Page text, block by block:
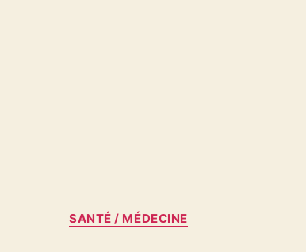
Catégories
SANTÉ / MÉDECINE